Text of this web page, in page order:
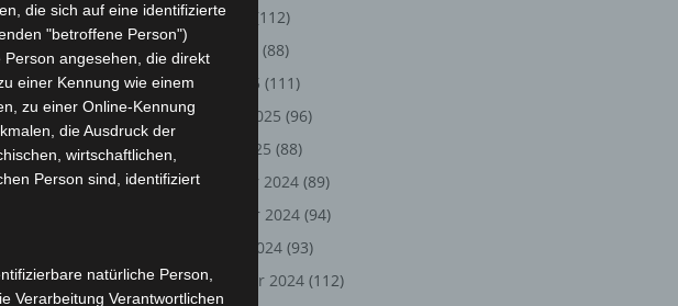
Suchkette
Drohnen, die
Teiches eine
Mai 2025
(112)
April 2025
(88)
März 2025 (111)
Februar 2025 (96)
Januar 2025 (88)
Dezember 2024 (89)
November 2024 (94)
Oktober 2024 (93)
September 2024 (112)
die sich auf eine identifizierte
"betroffene Person")
angesehen, die direkt
einer Kennung wie einem
zu einer Online-Kennung
die Ausdruck der
wirtschaftlichen,
Person sind, identifiziert
natürliche Person,
Verarbeitung Verantwortlichen